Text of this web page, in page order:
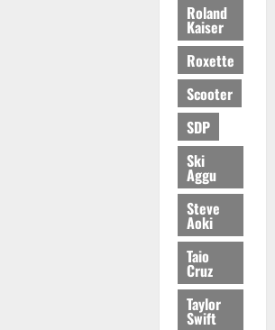
Roland
Kaiser
Roxette
Scooter
SDP
Ski
Aggu
Steve
Aoki
Taio
Cruz
Taylor
Swift